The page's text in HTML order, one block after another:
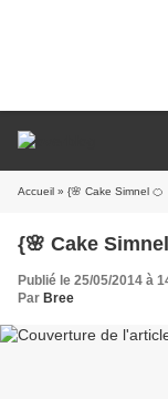
Accueil » {🌸 Cake Simnel
{🌸 Cake
Publié le 25/05/2014 à
Par Bree